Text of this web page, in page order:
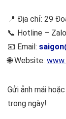
📍 Địa chỉ: 29
📞 Hotline –
📧 Email:
🌐 Website:
Gửi ảnh mái
trong ngày!